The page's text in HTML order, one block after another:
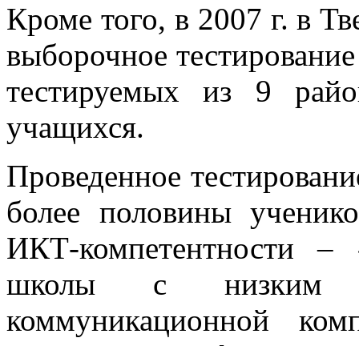
Кроме того, в 2007 г. в
выборочное
тестируемых из 9
учащихся.
Проведенное
более половины
ИКТ-компетентности –
школы с низким
коммуникационной